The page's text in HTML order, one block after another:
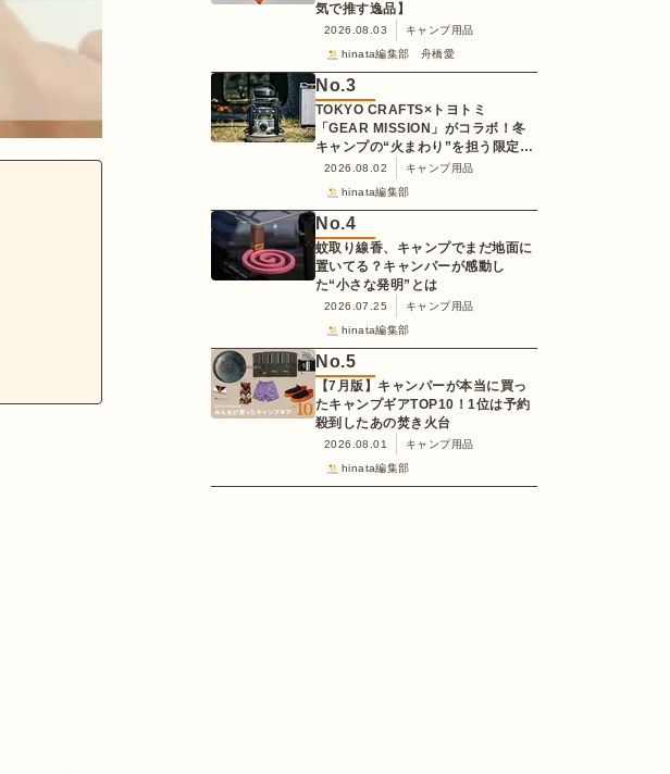
気で推す逸品】
2026.08.03
キャンプ用品
hinata編集部 舟橋愛
No.3
TOKYO CRAFTS×トヨトミ
「GEAR MISSION」がコラボ！冬
キャンプの“火まわり”を担う限定
K3クッキングストーブが登場
2026.08.02
キャンプ用品
hinata編集部
No.4
蚊取り線香、キャンプでまだ地面に
置いてる？キャンパーが感動し
た“小さな発明”とは
2026.07.25
キャンプ用品
hinata編集部
No.5
【7月版】キャンパーが本当に買っ
たキャンプギアTOP10！1位は予約
殺到したあの焚き火台
2026.08.01
キャンプ用品
hinata編集部